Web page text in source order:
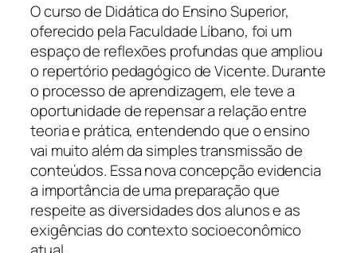
O curso de Didática do Ensino Superior,
oferecido pela Faculdade Líbano, foi um
espaço de reflexões profundas que ampliou
o repertório pedagógico de Vicente. Durante
o processo de aprendizagem, ele teve a
oportunidade de repensar a relação entre
teoria e prática, entendendo que o ensino
vai muito além da simples transmissão de
conteúdos. Essa nova concepção evidencia
a importância de uma preparação que
respeite as diversidades dos alunos e as
exigências do contexto socioeconômico